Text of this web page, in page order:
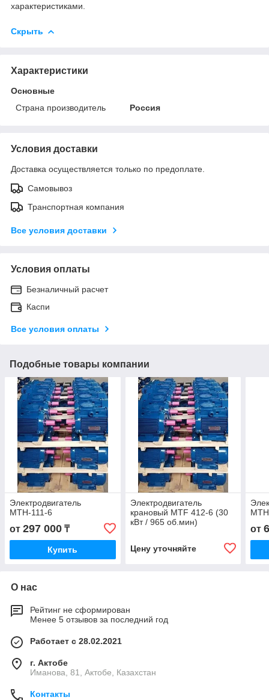
характеристиками.
Скрыть
Характеристики
Основные
Страна производитель
Россия
Условия доставки
Доставка осуществляется только по предоплате.
Самовывоз
Транспортная компания
Все условия доставки
Условия оплаты
Безналичный расчет
Каспи
Все условия оплаты
Подобные товары компании
Электродвигатель
МТН-111-6
от 297 000 ₸
Купить
Электродвигатель
крановый MTF 412-6 (30
кВт / 965 об.мин)
Цену уточняйте
от
О нас
Рейтинг не сформирован
Менее 5 отзывов за последний год
Работает с 28.02.2021
г. Актобе
Иманова, 81, Актобе, Казахстан
Контакты